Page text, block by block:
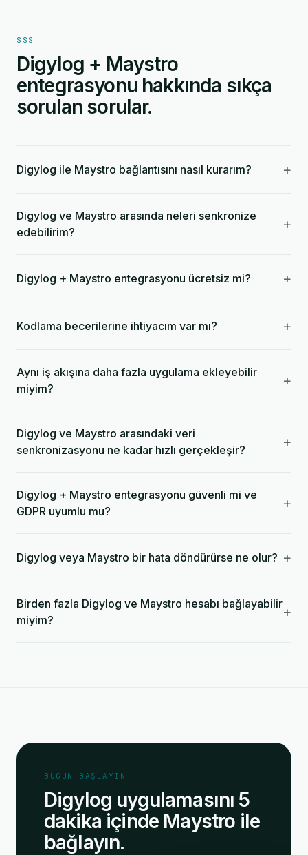
SSS
Digylog + Maystro
entegrasyonu hakkında sıkça
sorulan sorular.
Digylog ile Maystro bağlantısını nasıl kurarım? +
Digylog ve Maystro arasında neleri senkronize
edebilirim?
+
Digylog + Maystro entegrasyonu ücretsiz mi? +
Kodlama becerilerine ihtiyacım var mı? +
Aynı iş akışına daha fazla uygulama ekleyebilir
miyim?
+
Digylog ve Maystro arasındaki veri
senkronizasyonu ne kadar hızlı gerçekleşir?
+
Digylog + Maystro entegrasyonu güvenli mi ve
GDPR uyumlu mu?
+
Digylog veya Maystro bir hata döndürürse ne olur? +
Birden fazla Digylog ve Maystro hesabı bağlayabilir
miyim?
+
BUGÜN BAŞLAYIN
Digylog uygulamasını 5
dakika içinde Maystro ile
bağlayın.